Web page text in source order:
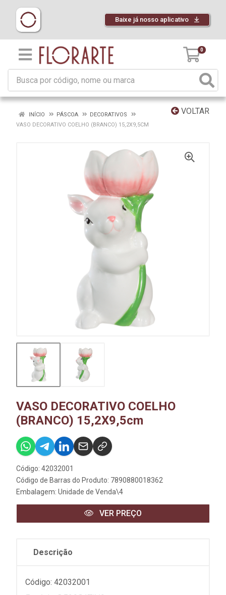
Baixe já nosso aplicativo
0
VOLTAR
INÍCIO PÁSCOA
DECORATIVOS
VASO DECORATIVO COELHO (BRANCO) 15,2X9,5CM
VASO DECORATIVO COELHO
(BRANCO) 15,2X9,5cm
Código: 42032001
Código de Barras do Produto: 7890880018362
Embalagem: Unidade de Venda\4
VER PREÇO
Descrição
Código: 42032001